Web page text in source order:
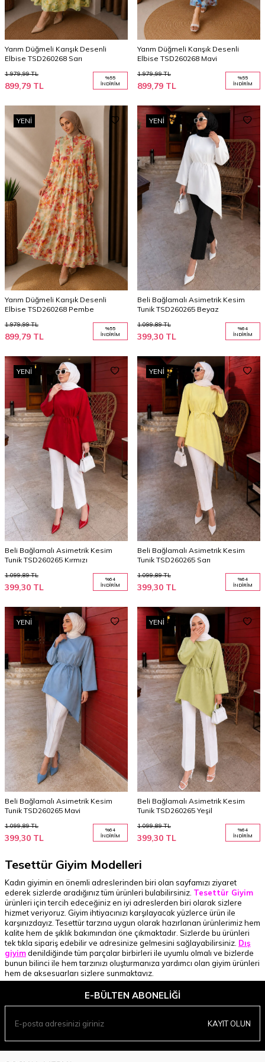
Yarım Düğmeli Karışık Desenli
Elbise TSD260268 Sarı
1.979,99TL
899,79 TL
%55
İNDIRIM
Yarım Düğmeli Karışık Desenli
Elbise TSD260268 Mavi
1.979,99TL
899,79 TL
%55
İNDIRIM
YENI
Yarım Düğmeli Karışık Desenli
Elbise TSD260268 Pembe
1.979,99TL
899,79 TL
%55
İNDIRIM
YENI
Beli Bağlamalı Asimetrik Kesim
Tunik TSD260265 Beyaz
1.099,89TL
399,30 TL
%64
İNDIRIM
YENI
Beli Bağlamalı Asimetrik Kesim
Tunik TSD260265 Kırmızı
1.099,89TL
399,30 TL
%64
İNDIRIM
YENI
Beli Bağlamalı Asimetrik Kesim
Tunik TSD260265 Sarı
1.099,89TL
399,30 TL
%64
İNDIRIM
YENI
Beli Bağlamalı Asimetrik Kesim
Tunik TSD260265 Mavi
1.099,89TL
399,30 TL
%64
İNDIRIM
YENI
Beli Bağlamalı Asimetrik Kesim
Tunik TSD260265 Yeşil
1.099,89TL
399,30 TL
%64
İNDIRIM
Tesettür Giyim Modelleri
Kadın giyimin en önemli adreslerinden biri olan sayfamızı ziyaret
ederek sizlerde aradığınız tüm ürünleri bulabilirsiniz. Tesettür Giyim
ürünleri için tercih edeceğiniz en iyi adreslerden biri olarak sizlere
hizmet veriyoruz. Giyim ihtiyacınızı karşılayacak yüzlerce ürün ile
karşınızdayız. Tesettür tarzına uygun olarak hazırlanan ürünlerimiz hem
kalite hem de şıklık bakımından öne çıkmaktadır. Sizlerde bu ürünleri
tek tıkla sipariş edebilir ve adresinize gelmesini sağlayabilirsiniz. Dış
giyimdenildiğinde tüm parçalar birbirleri ile uyumlu olmalı ve bizlerde
bunun bilinci ile hem tarzınızı oluşturmanıza yardımcı olan giyim ürünleri
hem de aksesuarları sizlere sunmaktayız.
Tesettür Giyim Ürünleri
Birçok parçanın bir araya gelerek oluşturduğu giyim tarzında her
tarzlara uygun olarak hazırlanan parçalar ile sizlere destek veriyoruz.
E-BÜLTEN ABONELIĞI
KAYIT OLUN